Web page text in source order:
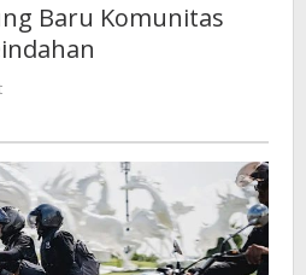
Komunitas
Motor,
Baru Komunitas